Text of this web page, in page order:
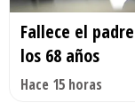
Fallece el
los 68 años
Hace 15 horas